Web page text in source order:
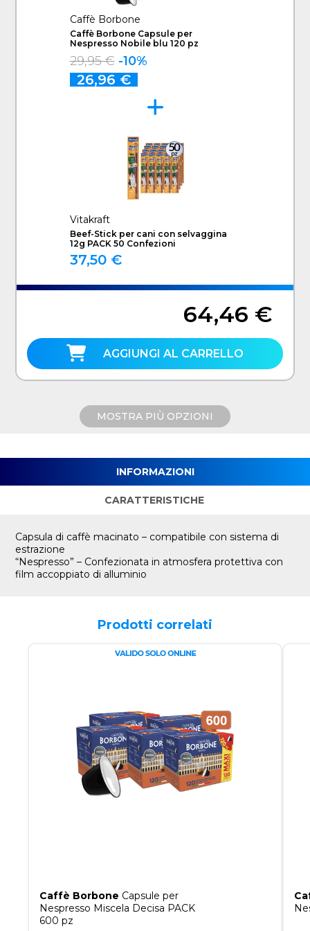
Caffè Borbone
Caffè Borbone Capsule per
Nespresso Nobile blu 120 pz
29,95 € -10%
26,96 €
Vitakraft
Beef-Stick per cani con selvaggina
12g PACK 50 Confezioni
37,50 €
64,46 €
AGGIUNGI AL CARRELLO
MOSTRA PIÙ OPZIONI
INFORMAZIONI
CARATTERISTICHE
Capsula di caffè macinato – compatibile con sistema di
estrazione
“Nespresso” – Confezionata in atmosfera protettiva con
film accoppiato di alluminio
Prodotti correlati
Caffè Borbone Capsule per
Nespresso Miscela Decisa PACK
600 pz